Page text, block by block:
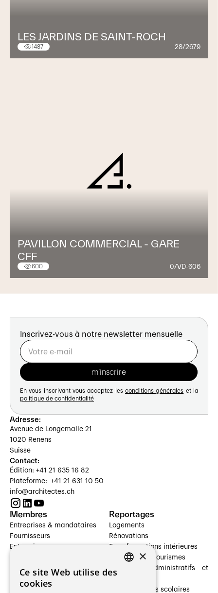
LES JARDINS DE SAINT-ROCH
1487 28/2679
PAVILLON COMMERCIAL - GARE
CFF
600 0/VD-606
Inscrivez-vous à notre newsletter mensuelle
En vous inscrivant vous acceptez les conditions générales et la
politique de confidentialité
Adresse:
Avenue de Longemalle 21
1020 Renens
Suisse
Contact:
Édition: +41 21 635 16 82
Plateforme: +41 21 631 10 50
info@architectes.ch
Membres
Entreprises & mandataires
Fournisseurs
Entreprises
Architectes paysagistes
Architectes d'intérieur
Reportages
Logements
Rénovations
Transformations intérieures
Hôtelleries et tourismes
Bâtiments administratifs et
Établissements scolaires
×
Ce site Web utilise des
cookies